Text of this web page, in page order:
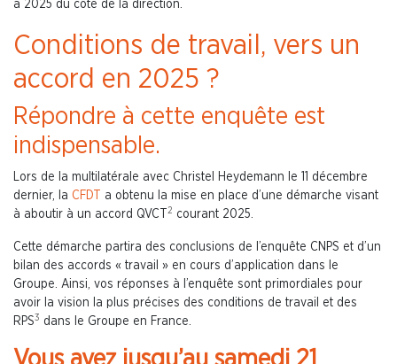
à 2025 du côté de la direction.
Conditions de travail, vers un
accord en 2025 ?
Répondre à cette enquête est
indispensable.
Lors de la multilatérale avec Christel Heydemann le 11 décembre
dernier, la CFDT
a obtenu la mise en place d’une démarche visant
à aboutir à un accord QVCT
2 courant 2025.
Cette démarche partira des conclusions de l’enquête CNPS et d’un
bilan des accords « travail » en cours d’application dans le
Groupe. Ainsi, vos réponses à l’enquête sont primordiales pour
avoir la vision la plus précises des conditions de travail et des
RPS3 dans le Groupe en France.